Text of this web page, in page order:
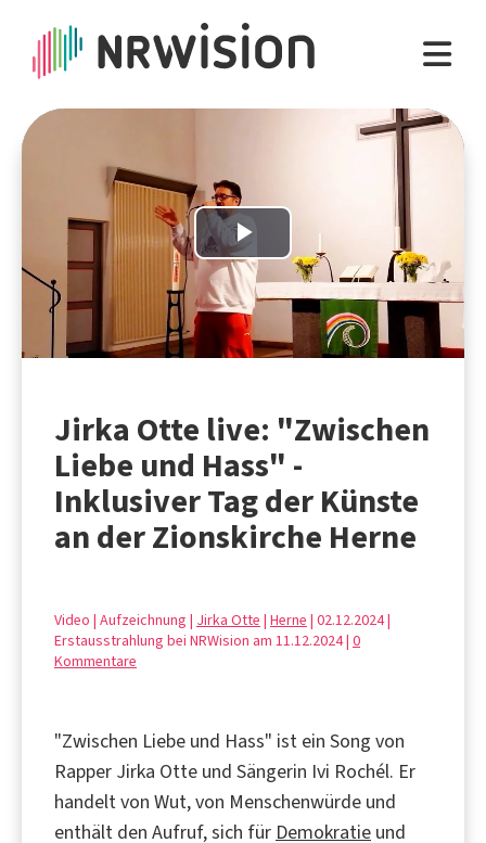
Play
Video
Jirka Otte live: "Zwischen
Liebe und Hass" -
Inklusiver Tag der Künste
an der Zionskirche Herne
Video | Aufzeichnung | Jirka Otte | Herne | 02.12.2024 |
Erstausstrahlung bei NRWision am 11.12.2024 | 0
Kommentare
"Zwischen Liebe und Hass" ist ein Song von
Rapper Jirka Otte und Sängerin Ivi Rochél. Er
handelt von Wut, von Menschenwürde und
enthält den Aufruf, sich für Demokratie und